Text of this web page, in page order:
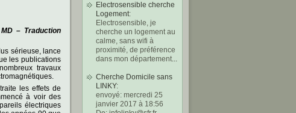
– Traduction
sérieuse, lance
les publications
travaux
les effets de
à voir des
électriques
Electrosensible cherche
Logement:
Electrosensible, je
cherche un logement au
calme, sans wifi à
proximité, de préférence
dans mon département...
Cherche Domicile sans
LINKY:
envoyé: mercredi 25
janvier 2017 à 18:56